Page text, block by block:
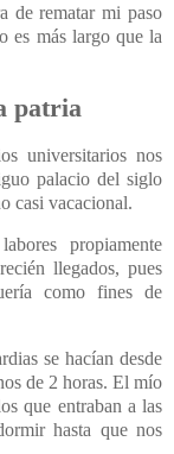
de rematar mi paso
es más largo que la
patria
universitarios nos
palacio del siglo
casi vacacional.
propiamente
llegados, pues
como fines de
se hacían desde
de 2 horas. El mío
que entraban a las
hasta que nos